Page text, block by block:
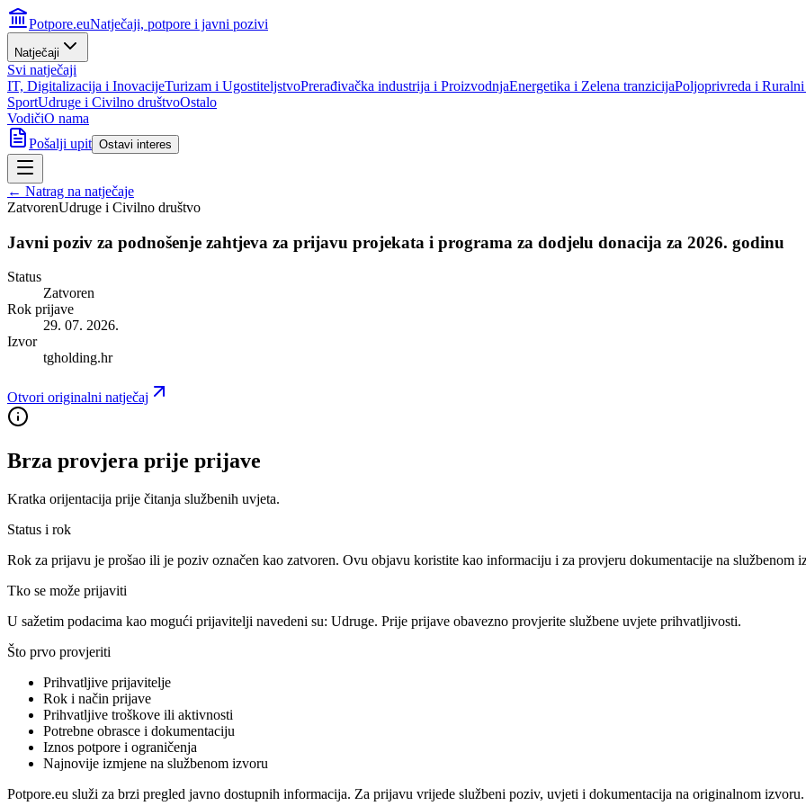
Potpore.euNatječaji, potpore i javni pozivi
Natječaji
Svi natječaji
IT, Digitalizacija i InovacijeTurizam i UgostiteljstvoPrerađivačka industrija i ProizvodnjaEnergetika i Zelena tranzicijaPoljoprivreda i
SportUdruge i Civilno društvoOstalo
VodičiO nama
Pošalji upit Ostavi interes
← Natrag na natječaje
ZatvorenUdruge i Civilno društvo
Javni poziv za podnošenje zahtjeva za prijavu projekata i programa za dodjelu donacija za 2026. godinu
Status
Zatvoren
Rok prijave
29. 07. 2026.
Izvor
tgholding.hr
Otvori originalni natječaj
Brza provjera prije prijave
Kratka orijentacija prije čitanja službenih uvjeta.
Status i rok
Rok za prijavu je prošao ili je poziv označen kao zatvoren. Ovu objavu koristite kao informaciju i za provjeru dokumentacije na službenom
Tko se može prijaviti
U sažetim podacima kao mogući prijavitelji navedeni su: Udruge. Prije prijave obavezno provjerite službene uvjete prihvatljivosti.
Što prvo provjeriti
Prihvatljive prijavitelje
Rok i način prijave
Prihvatljive troškove ili aktivnosti
Potrebne obrasce i dokumentaciju
Iznos potpore i ograničenja
Najnovije izmjene na službenom izvoru
Potpore.eu služi za brzi pregled javno dostupnih informacija. Za prijavu vrijede službeni poziv, uvjeti i dokumentacija na originalnom izvoru.